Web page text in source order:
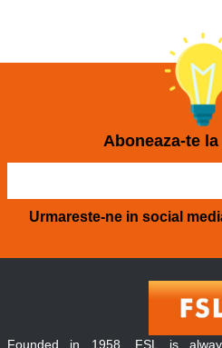
Aboneaza-te
Urmareste-ne in social
Founded in 1958, FSL is